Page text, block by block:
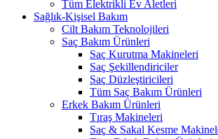
Tüm Elektrikli Ev Aletleri
Sağlık-Kişisel Bakım
Cilt Bakım Teknolojileri
Saç Bakım Ürünleri
Saç Kurutma Makineleri
Saç Şekillendiriciler
Saç Düzleştiricileri
Tüm Saç Bakım Ürünleri
Erkek Bakım Ürünleri
Tıraş Makineleri
Saç & Sakal Kesme